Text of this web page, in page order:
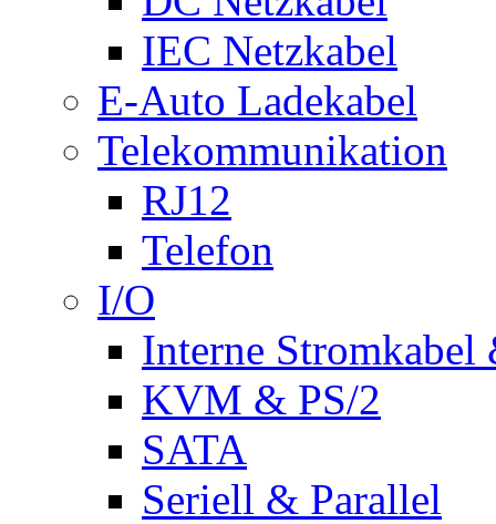
IEC Netzkabel
E-Auto Ladekabel
Telekommunikation
RJ12
Telefon
I/O
Interne Stromkabel
KVM & PS/2
SATA
Seriell & Parallel